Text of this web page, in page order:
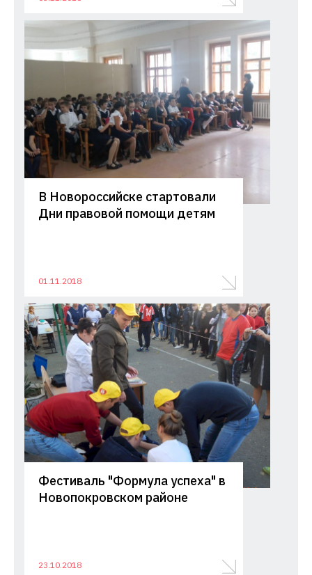
В Новороссийске стартовали
Дни правовой помощи детям
01.11.2018
Фестиваль "Формула успеха" в
Новопокровском районе
23.10.2018